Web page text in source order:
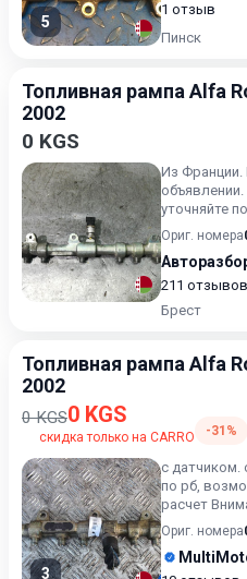
5
1 отзыв
Пинск
Топливная рампа Alfa
2002
0 KGS
Из Франции.
уточняйте
Ориг. номера
211 отзывов
Брест
Топливная рампа Alfa
2002
0 KGS0 KGS
скидка только на CARRO -31%
3
с датчиком.
по рб,
расчет
Ориг. номера